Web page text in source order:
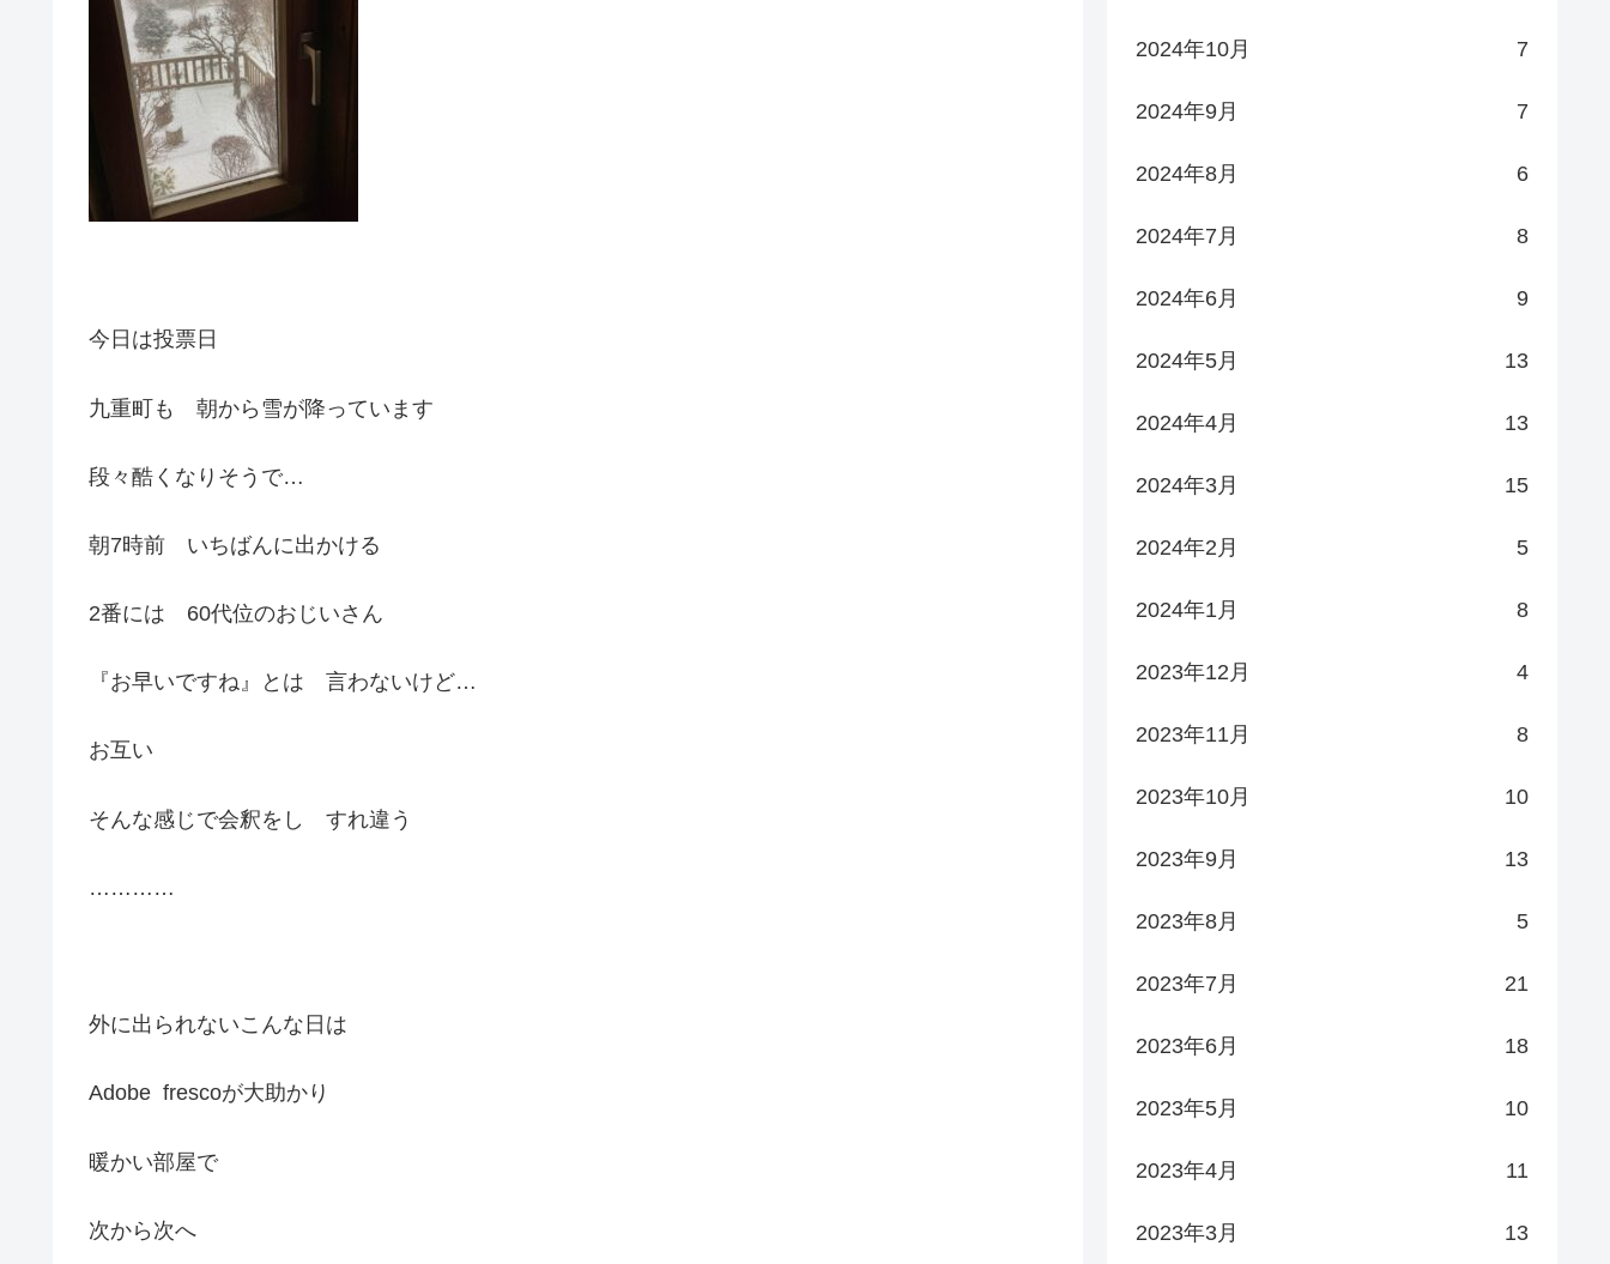
今日は投票日
九重町も 朝から雪が降っています
段々酷くなりそうで…
朝7時前 いちばんに出かける
2番には 60代位のおじいさん
『お早いですね』とは 言わないけど…
お互い
そんな感じで会釈をし すれ違う
…………
外に出られないこんな日は
Adobe frescoが大助かり
暖かい部屋で
次から次へ
2024年10月 7
2024年9月 7
2024年8月 6
2024年7月 8
2024年6月 9
2024年5月 13
2024年4月 13
2024年3月 15
2024年2月 5
2024年1月 8
2023年12月 4
2023年11月 8
2023年10月 10
2023年9月 13
2023年8月 5
2023年7月 21
2023年6月 18
2023年5月 10
2023年4月 11
2023年3月 13